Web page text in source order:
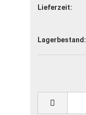
Lieferzeit:
Lagerbestand: